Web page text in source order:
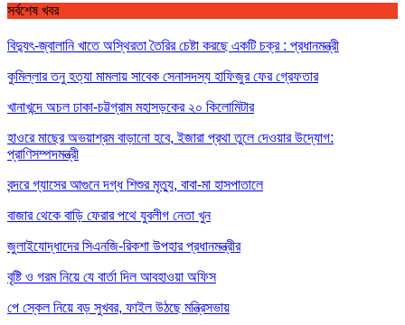
সর্বশেষ খবর
বিদ্যুৎ-জ্বালানি খাতে অস্থিরতা তৈরির চেষ্টা করছে একটি চক্র : প্রধানমন্ত্রী
কুমিল্লার তনু হত্যা মামলায় সাবেক সেনাসদস্য হাফিজুর ফের গ্রেফতার
খানাখন্দে অচল ঢাকা-চট্টগ্রাম মহাসড়কের ২০ কিলোমিটার
হাওরে মাছের অভয়াশ্রম বাড়ানো হবে, ইজারা প্রথা তুলে দেওয়ার উদ্যোগ:
প্রাণিসম্পদমন্ত্রী
বন্দরে গ্যাসের আগুনে দগ্ধ শিশুর মৃত্যু, বাবা-মা হাসপাতালে
বাজার থেকে বাড়ি ফেরার পথে যুবলীগ নেতা খুন
জুলাইযোদ্ধাদের সিএনজি-রিকশা উপহার প্রধানমন্ত্রীর
বৃষ্টি ও গরম নিয়ে যে বার্তা দিল আবহাওয়া অফিস
পে স্কেল নিয়ে বড় সুখবর, ফাইল উঠছে মন্ত্রিসভায়